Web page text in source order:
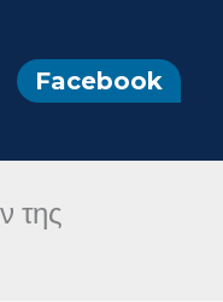
Facebook
της